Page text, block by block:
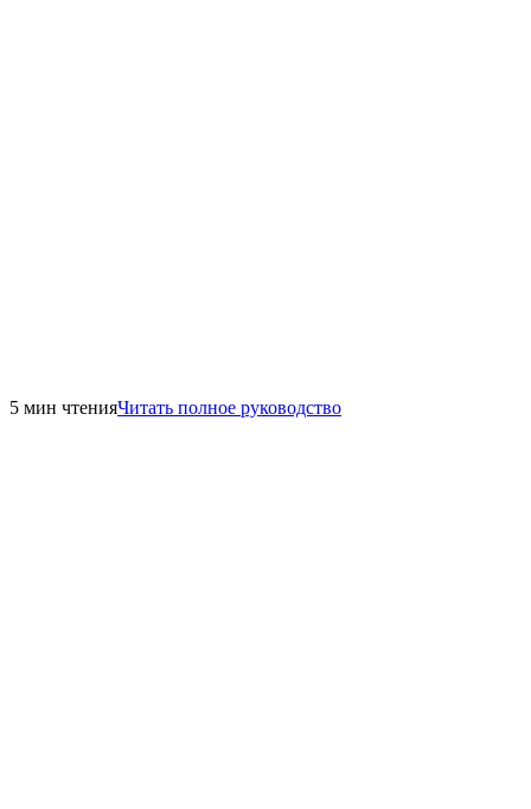
5 мин чтенияЧитать полное руководство